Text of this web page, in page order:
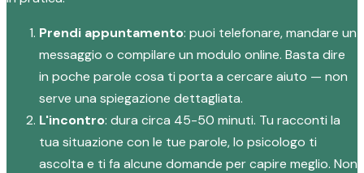
Prendi appuntamento: puoi telefonare, mandare un
messaggio o compilare un modulo online. Basta dire
in poche parole cosa ti porta a cercare aiuto — non
serve una spiegazione dettagliata.
L'incontro: dura circa 45-50 minuti. Tu racconti la
tua situazione con le tue parole, lo psicologo ti
ascolta e ti fa alcune domande per capire meglio. Non